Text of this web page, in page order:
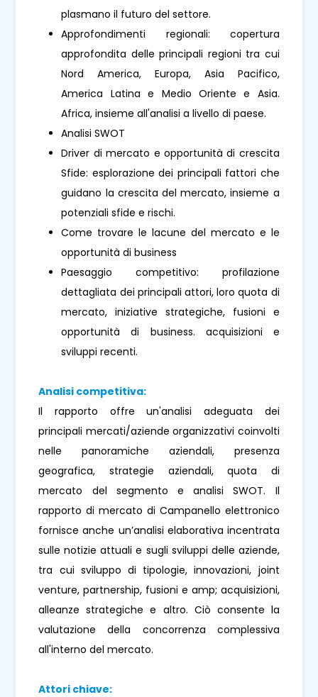
plasmano il futuro del settore.
Approfondimenti regionali: copertura
approfondita delle principali regioni tra cui
Nord America, Europa, Asia Pacifico,
America Latina e Medio Oriente e Asia.
Africa, insieme all'analisi a livello di paese.
Analisi SWOT
Driver di mercato e opportunità di crescita
Sfide: esplorazione dei principali fattori che
guidano la crescita del mercato, insieme a
potenziali sfide e rischi.
Come trovare le lacune del mercato e le
opportunità di business
Paesaggio competitivo: profilazione
dettagliata dei principali attori, loro quota di
mercato, iniziative strategiche, fusioni e
opportunità di business. acquisizioni e
sviluppi recenti.
Analisi competitiva:
Il rapporto offre un'analisi adeguata dei
principali mercati/aziende organizzativi coinvolti
nelle panoramiche aziendali, presenza
geografica, strategie aziendali, quota di
mercato del segmento e analisi SWOT. Il
rapporto di mercato di Campanello elettronico
fornisce anche un’analisi elaborativa incentrata
sulle notizie attuali e sugli sviluppi delle aziende,
tra cui sviluppo di tipologie, innovazioni, joint
venture, partnership, fusioni e amp; acquisizioni,
alleanze strategiche e altro. Ciò consente la
valutazione della concorrenza complessiva
all'interno del mercato.
Attori chiave: